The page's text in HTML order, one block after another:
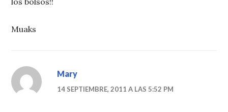
Muaks
Mary
14 SEPTIEMBRE, 2011 A LAS 5:52 PM